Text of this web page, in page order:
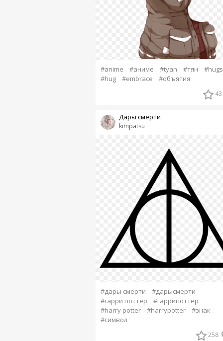
#anime #аниме #tyan #тян
#hugs
#hug
#embrace #объятия
43
kimpatsu
Дары смерти
#дары смерти
#дарысмерти
#гарри поттер
#гаррипоттер
#harry potter
#harrypotter
#знак
#символ
258